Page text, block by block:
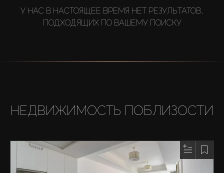
У НАС В НАСТОЯЩЕЕ ВРЕМЯ НЕТ РЕЗУЛЬТАТОВ,
ПОДХОДЯЩИХ ПО ВАШЕМУ ПОИСКУ
НЕДВИЖИМОСТЬ ПОБЛИЗОСТИ